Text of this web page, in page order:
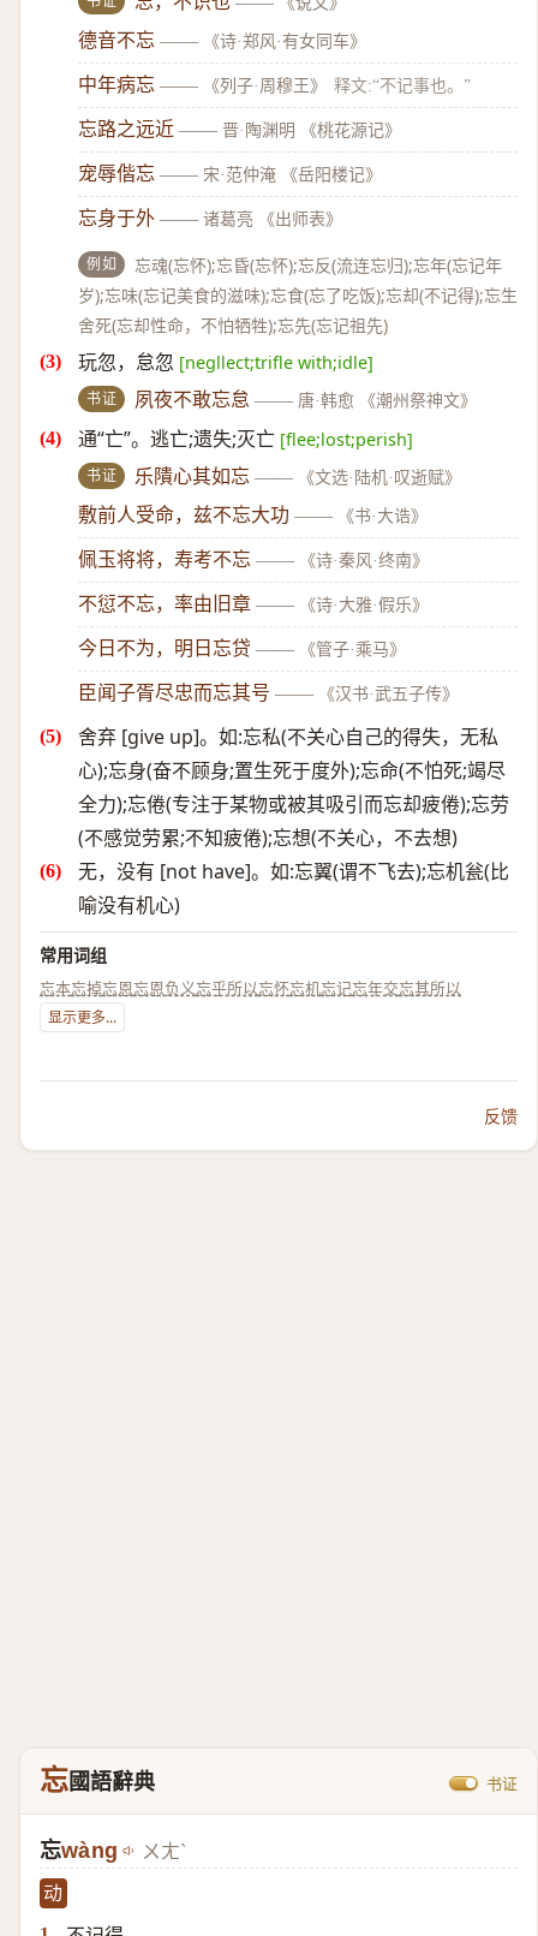
德音不忘 —— 《诗·郑风·有女同车》
中年病忘 —— 《列子·周穆王》 释文:“不记事也。”
忘路之远近 —— 晋·陶渊明 《桃花源记》
宠辱偕忘 —— 宋·范仲淹 《岳阳楼记》
忘身于外 —— 诸葛亮 《出师表》
例如
忘魂(忘怀);忘昏(忘怀);忘反(流连忘归);忘年(忘记年
岁);忘味(忘记美食的滋味);忘食(忘了吃饭);忘却(不记得);忘生
舍死(忘却性命，不怕牺牲);忘先(忘记祖先)
玩忽，怠忽 [negllect;trifle with;idle]
书证 夙夜不敢忘怠 —— 唐·韩愈 《潮州祭神文》
通“亡”。逃亡;遗失;灭亡 [flee;lost;perish]
书证 乐隤心其如忘 —— 《文选·陆机·叹逝赋》
敷前人受命，兹不忘大功 —— 《书·大诰》
佩玉将将，寿考不忘 —— 《诗·秦风·终南》
不愆不忘，率由旧章 —— 《诗·大雅·假乐》
今日不为，明日忘贷 —— 《管子·乘马》
臣闻子胥尽忠而忘其号 —— 《汉书·武五子传》
舍弃 [give up]。如:忘私(不关心自己的得失，无私
心);忘身(奋不顾身;置生死于度外);忘命(不怕死;竭尽
全力);忘倦(专注于某物或被其吸引而忘却疲倦);忘劳
(不感觉劳累;不知疲倦);忘想(不关心，不去想)
无，没有 [not have]。如:忘翼(谓不飞去);忘机瓮(比
喻没有机心)
常用词组
忘本忘掉忘恩忘恩负义忘乎所以忘怀忘机忘记忘年交忘其所以
显示更多...
反馈
忘國語辭典 书证
忘​wàng ㄨㄤˋ
动